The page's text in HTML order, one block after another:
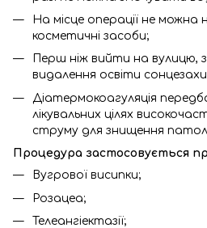
На місце операції не можна
косметичні засоби;
Перш ніж вийти на вулицю,
видалення освіти
Діатермокоагуляція
лікувальних цілях
струму для знищення
Процедура застосовується
Вугрової висипки;
Розацеа;
Телеангіектазії;